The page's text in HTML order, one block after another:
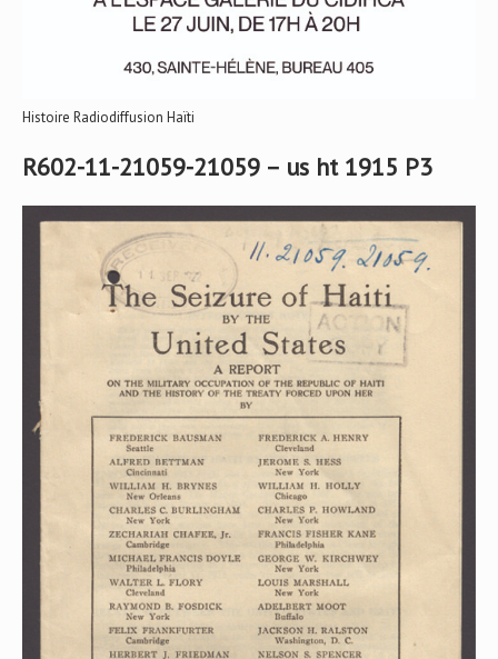
Histoire Radiodiffusion Haïti
R602-11-21059-21059 – us ht 1915 P3